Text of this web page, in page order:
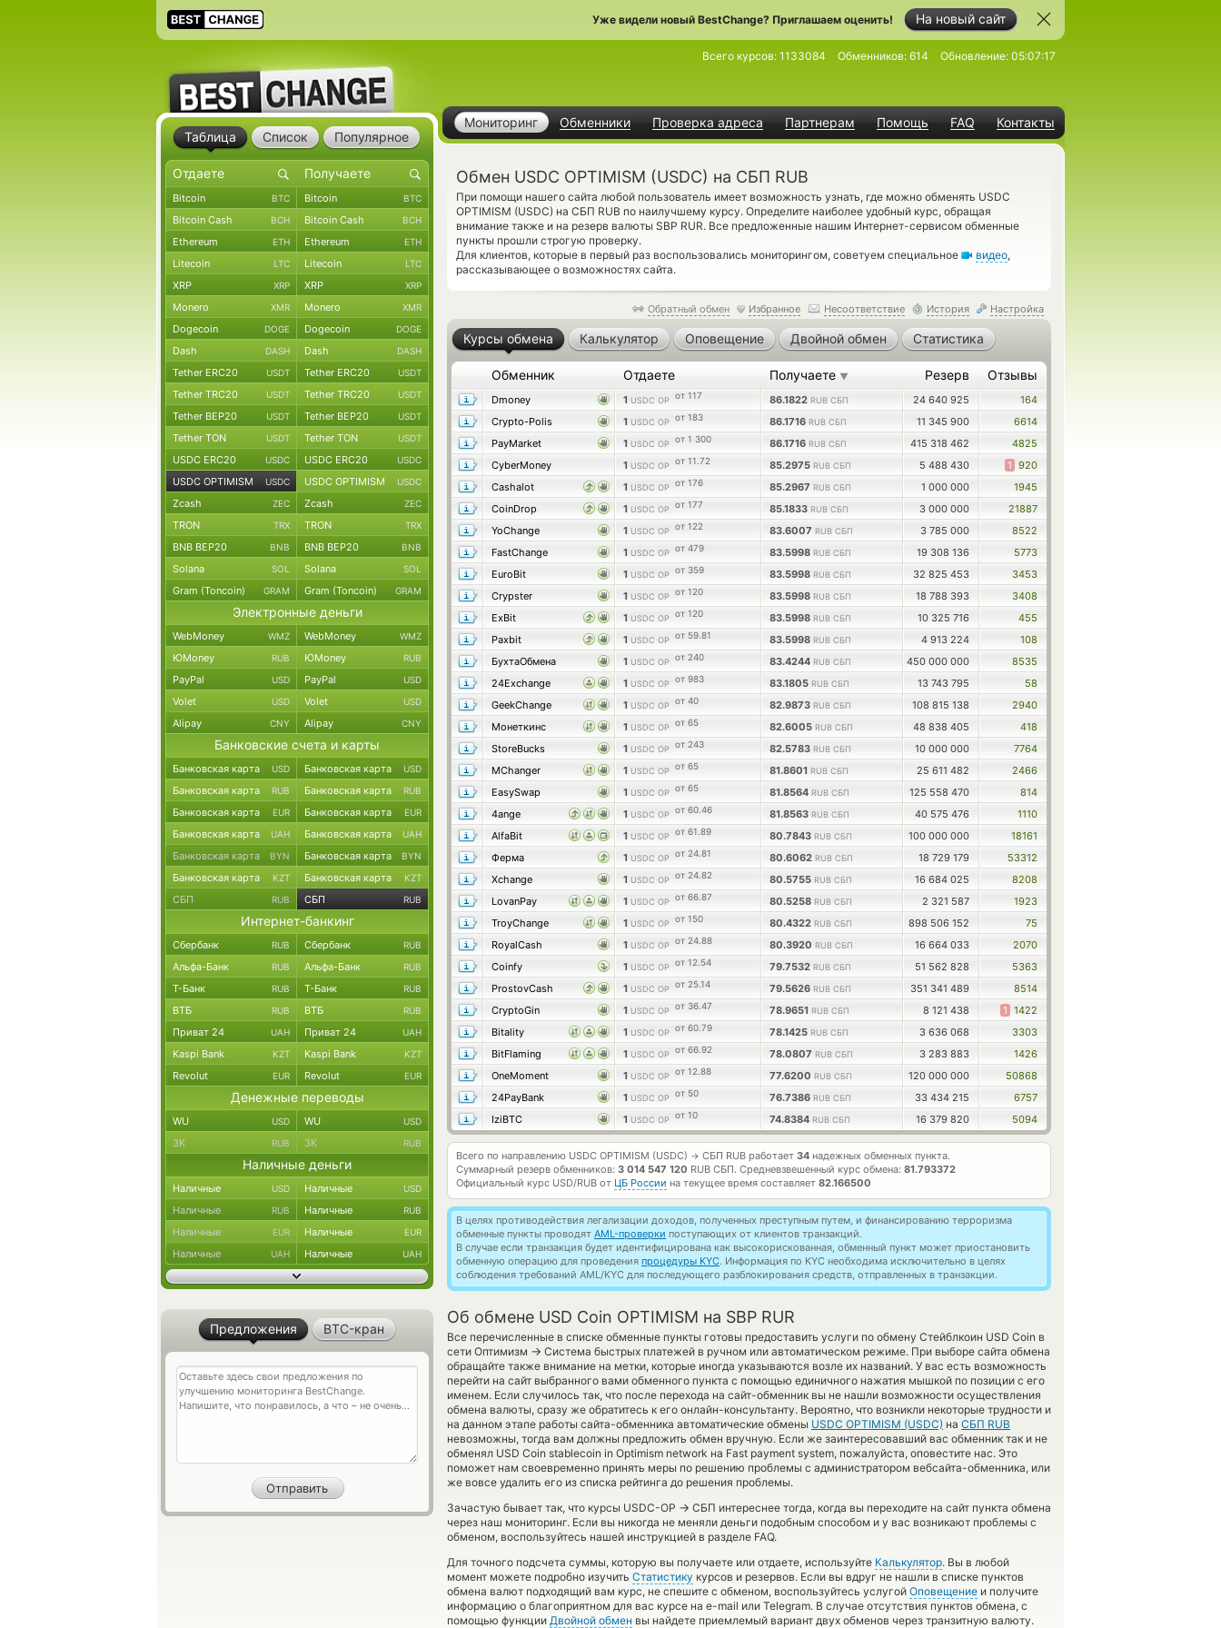
На новый сайт
Уже видели новый BestChange? Приглашаем оценить!
Мониторинг Обменники Проверка адреса Партнерам Помощь FAQ Контакты
Всего курсов: 1133084 Обменников: 614 Обновление: 05:07:17
Обмен USDC OPTIMISM (USDC) на СБП RUB
При помощи нашего сайта любой пользователь имеет возможность узнать, где можно обменять USDC
OPTIMISM (USDC) на СБП RUB по наилучшему курсу. Определите наиболее удобный курс, обращая
внимание также и на резерв валюты SBP RUR. Все предложенные нашим Интернет-сервисом обменные
пункты прошли строгую проверку.
Для клиентов, которые в первый раз воспользовались мониторингом, советуем специальное
видео,
рассказывающее о возможностях сайта.
Обратный обмен Избранное Несоответствие История Настройка
Курсы обмена Калькулятор Оповещение Двойной обмен Статистика
Обменник Отдаете Получаете ▼ Резерв Отзывы
Dmoney 1 USDC OP от 117 86.1822 RUB СБП 24 640 925
164
Crypto-Polis
1 USDC OP от 183 86.1716 RUB СБП 11 345 900
6614
PayMarket
1 USDC OP от 1 300 86.1716 RUB СБП 415 318 462
4825
CyberMoney
1 USDC OP от 11.72 85.2975 RUB СБП 5 488 430 1 920
Cashalot
1 USDC OP от 176 85.2967 RUB СБП 1 000 000
1945
CoinDrop
1 USDC OP от 177 85.1833 RUB СБП 3 000 000
21887
YoChange
1 USDC OP от 122 83.6007 RUB СБП 3 785 000
8522
FastChange
1 USDC OP от 479 83.5998 RUB СБП 19 308 136
5773
EuroBit
1 USDC OP от 359 83.5998 RUB СБП 32 825 453
3453
Crypster
1 USDC OP от 120 83.5998 RUB СБП 18 788 393
3408
ExBit
1 USDC OP от 120 83.5998 RUB СБП 10 325 716
455
Paxbit
1 USDC OP от 59.81 83.5998 RUB СБП 4 913 224
108
БухтаОбмена
1 USDC OP от 240 83.4244 RUB СБП 450 000 000
8535
24Exchange
1 USDC OP от 983 83.1805 RUB СБП 13 743 795
58
GeekChange
1 USDC OP от 40 82.9873 RUB СБП 108 815 138
2940
Монеткинс
1 USDC OP от 65 82.6005 RUB СБП 48 838 405
418
StoreBucks
1 USDC OP от 243 82.5783 RUB СБП 10 000 000
7764
MChanger
1 USDC OP от 65 81.8601 RUB СБП 25 611 482
2466
EasySwap
1 USDC OP от 65 81.8564 RUB СБП 125 558 470
814
4ange
1 USDC OP от 60.46 81.8563 RUB СБП 40 575 476
1110
AlfaBit
1 USDC OP от 61.89 80.7843 RUB СБП 100 000 000
18161
Ферма
1 USDC OP от 24.81 80.6062 RUB СБП 18 729 179
53312
Xchange
1 USDC OP от 24.82 80.5755 RUB СБП 16 684 025
8208
LovanPay
1 USDC OP от 66.87 80.5258 RUB СБП 2 321 587
1923
TroyChange
1 USDC OP от 150 80.4322 RUB СБП 898 506 152
75
RoyalCash
1 USDC OP от 24.88 80.3920 RUB СБП 16 664 033
2070
Coinfy
1 USDC OP от 12.54 79.7532 RUB СБП 51 562 828
5363
ProstovCash
1 USDC OP от 25.14 79.5626 RUB СБП 351 341 489
8514
CryptoGin
1 USDC OP от 36.47 78.9651 RUB СБП 8 121 438 1 1422
Bitality
1 USDC OP от 60.79 78.1425 RUB СБП 3 636 068
3303
BitFlaming
1 USDC OP от 66.92 78.0807 RUB СБП 3 283 883
1426
OneMoment
1 USDC OP от 12.88 77.6200 RUB СБП 120 000 000
50868
24PayBank
1 USDC OP от 50 76.7386 RUB СБП 33 434 215
6757
IziBTC
1 USDC OP от 10 74.8384 RUB СБП 16 379 820 5094
Всего по направлению USDC OPTIMISM (USDC) → СБП RUB работает 34 надежных обменных пункта.
Суммарный резерв обменников: 3 014 547 120 RUB СБП. Средневзвешенный курс обмена: 81.793372
Официальный курс USD/RUB от ЦБ России на текущее время составляет 82.166500
В целях противодействия легализации доходов, полученных преступным путем, и финансированию терроризма
обменные пункты проводят AML-проверки поступающих от клиентов транзакций.
В случае если транзакция будет идентифицирована как высокорискованная, обменный пункт может приостановить
обменную операцию для проведения процедуры KYC. Информация по KYC необходима исключительно в целях
соблюдения требований AML/KYC для последующего разблокирования средств, отправленных в транзакции.
Об обмене USD Coin OPTIMISM на SBP RUR
Все перечисленные в списке обменные пункты готовы предоставить услуги по обмену Стейблкоин USD Coin в
сети Оптимизм → Система быстрых платежей в ручном или автоматическом режиме. При выборе сайта обмена
обращайте также внимание на метки, которые иногда указываются возле их названий. У вас есть возможность
перейти на сайт выбранного вами обменного пункта с помощью единичного нажатия мышкой по позиции с его
именем. Если случилось так, что после перехода на сайт-обменник вы не нашли возможности осуществления
обмена валюты, сразу же обратитесь к его онлайн-консультанту. Вероятно, что возникли некоторые трудности и
на данном этапе работы сайта-обменника автоматические обмены USDC OPTIMISM (USDC) на СБП RUB
невозможны, тогда вам должны предложить обмен вручную. Если же заинтересовавший вас обменник так и не
обменял USD Coin stablecoin in Optimism network на Fast payment system, пожалуйста, оповестите нас. Это
поможет нам своевременно принять меры по решению проблемы с администратором вебсайта-обменника, или
же вовсе удалить его из списка рейтинга до решения проблемы.
Зачастую бывает так, что курсы USDC-OP → СБП интереснее тогда, когда вы переходите на сайт пункта обмена
через наш мониторинг. Если вы никогда не меняли деньги подобным способом и у вас возникают проблемы с
обменом, воспользуйтесь нашей инструкцией в разделе FAQ.
Для точного подсчета суммы, которую вы получаете или отдаете, используйте Калькулятор. Вы в любой
момент можете подробно изучить Статистику курсов и резервов. Если вы вдруг не нашли в списке пунктов
обмена валют подходящий вам курс, не спешите с обменом, воспользуйтесь услугой Оповещение и получите
информацию о благоприятном для вас курсе на e-mail или Telegram. В случае отсутствия пунктов обмена, с
помощью функции Двойной обмен вы найдете приемлемый вариант двух обменов через транзитную валюту.
Таблица Список Популярное
Bitcoin BTC Bitcoin BTC
Bitcoin Cash BCH Bitcoin Cash BCH
Ethereum ETH Ethereum ETH
Litecoin LTC Litecoin LTC
XRP XRP XRP XRP
Monero XMR Monero XMR
Dogecoin DOGE Dogecoin DOGE
Dash DASH Dash DASH
Tether ERC20 USDT Tether ERC20 USDT
Tether TRC20 USDT Tether TRC20 USDT
Tether BEP20 USDT Tether BEP20 USDT
Tether TON USDT Tether TON USDT
USDC ERC20 USDC USDC ERC20 USDC
USDC OPTIMISM USDC USDC OPTIMISM USDC
Zcash ZEC Zcash ZEC
TRON TRX TRON TRX
BNB BEP20 BNB BNB BEP20 BNB
Solana SOL Solana SOL
Gram (Toncoin) GRAM Gram (Toncoin) GRAM
Электронные деньги
WebMoney WMZ WebMoney WMZ
ЮMoney RUB ЮMoney RUB
PayPal USD PayPal USD
Volet USD Volet USD
Alipay CNY Alipay CNY
Банковские счета и карты
Банковская карта USD Банковская карта USD
Банковская карта RUB Банковская карта RUB
Банковская карта EUR Банковская карта EUR
Банковская карта UAH Банковская карта UAH
Банковская карта BYN Банковская карта BYN
Банковская карта KZT Банковская карта KZT
СБП RUB СБП RUB
Интернет-банкинг
Сбербанк RUB Сбербанк RUB
Альфа-Банк RUB Альфа-Банк RUB
Т-Банк RUB Т-Банк RUB
ВТБ RUB ВТБ RUB
Приват 24 UAH Приват 24 UAH
Kaspi Bank KZT Kaspi Bank KZT
Revolut EUR Revolut EUR
Денежные переводы
WU USD WU USD
ЗК RUB ЗК RUB
Наличные деньги
Наличные USD Наличные USD
Наличные RUB Наличные RUB
Наличные EUR Наличные EUR
Наличные UAH Наличные UAH
Предложения BTC-кран